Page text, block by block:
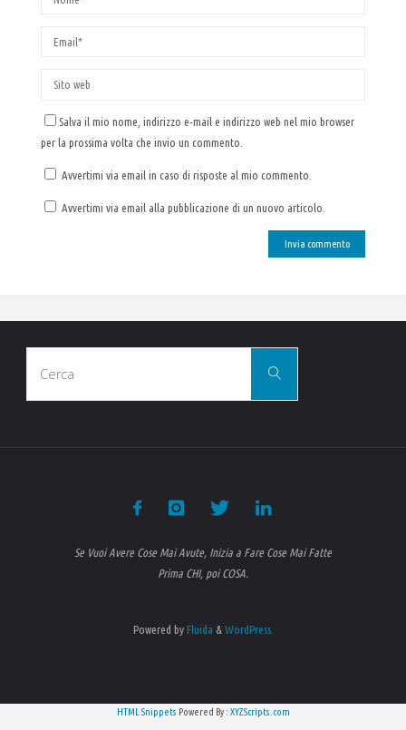
Salva il mio nome, indirizzo e-mail e indirizzo web nel mio browser
per la prossima volta che invio un commento.
Avvertimi via email in caso di risposte al mio commento.
Avvertimi via email alla pubblicazione di un nuovo articolo.
Cerca
Se Vuoi Avere Cose Mai Avute, Inizia a Fare Cose Mai Fatte
Prima CHI, poi COSA.
Powered byFluida & WordPress.
HTML Snippets Powered By : XYZScripts.com